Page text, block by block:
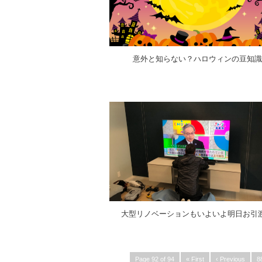
意外と知らない？ハロウィンの豆知識
大型リノベーションもいよいよ明日お引
Page 92 of 94 « First ‹ Previous